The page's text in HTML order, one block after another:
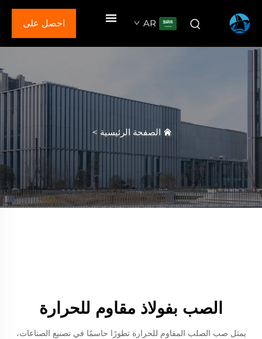
AR احصل على
الصفحة الرئيسية>
الصب بفولاذ مقاوم للحرارة
يمثل صب الصلب المقاوم للحرارة تطورًا حاسمًا في تصنيع الصناعات،